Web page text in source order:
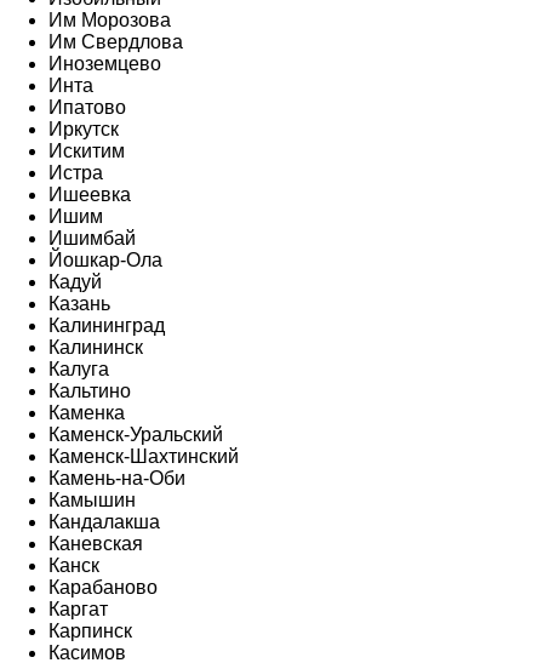
Им Морозова
Им Свердлова
Иноземцево
Инта
Ипатово
Иркутск
Искитим
Истра
Ишеевка
Ишим
Ишимбай
Йошкар-Ола
Кадуй
Казань
Калининград
Калининск
Калуга
Кальтино
Каменка
Каменск-Уральский
Каменск-Шахтинский
Камень-на-Оби
Камышин
Кандалакша
Каневская
Канск
Карабаново
Каргат
Карпинск
Касимов